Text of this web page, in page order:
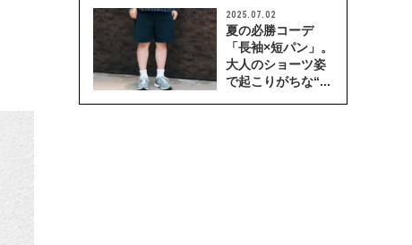
2025.07.02
夏の必勝コーデ
「長袖×短パン」。
大人のショーツ姿
で起こりがちな“...